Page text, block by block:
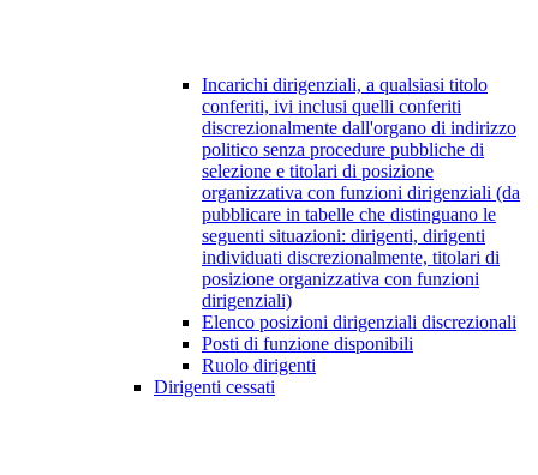
Incarichi dirigenziali, a qualsiasi titolo
conferiti, ivi inclusi quelli conferiti
discrezionalmente dall'organo di indirizzo
politico senza procedure pubbliche di
selezione e titolari di posizione
organizzativa con funzioni dirigenziali (da
pubblicare in tabelle che distinguano le
seguenti situazioni: dirigenti, dirigenti
individuati discrezionalmente, titolari di
posizione organizzativa con funzioni
dirigenziali)
Elenco posizioni dirigenziali discrezionali
Posti di funzione disponibili
Ruolo dirigenti
Dirigenti cessati